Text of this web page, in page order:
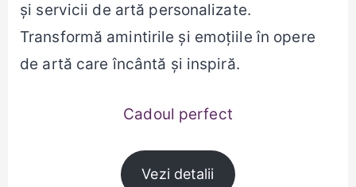
și servicii de artă personalizate.
Transformă amintirile și emoțiile în opere
de artă care încântă și inspiră.
Cadoul perfect
Vezi detalii